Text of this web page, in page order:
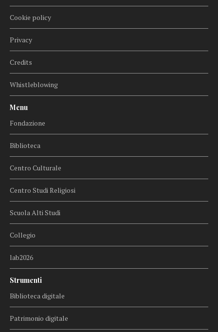
Cookie policy
Privacy
Credits
Whistleblowing
Menu
Fondazione
Biblioteca
Centro Culturale
Centro Studi Religiosi
Scuola Alti Studi
Collegio
lab2026
Strumenti
Biblioteca digitale
Patrimonio digitale